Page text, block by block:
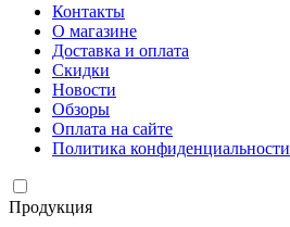
Контакты
О магазине
Доставка и оплата
Скидки
Новости
Обзоры
Оплата на сайте
Политика конфиденциальности
Продукция